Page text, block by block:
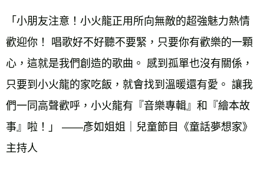
「小朋友注意！小火龍正用所向無敵的超強魅力熱情
歡迎你！ 唱歌好不好聽不要緊，只要你有歡樂的一顆
心，這就是我們創造的歌曲。 感到孤單也沒有關係，
只要到小火龍的家吃飯，就會找到溫暖還有愛。 讓我
們一同高聲歡呼，小火龍有『音樂專輯』和『繪本故
事』啦！」 ——彥如姐姐｜兒童節目《童話夢想家》
主持人